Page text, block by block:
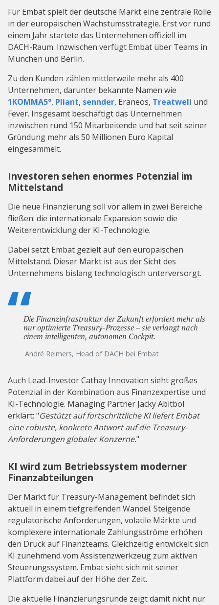
Für Embat spielt der deutsche Markt eine zentrale Rolle
in der europäischen Wachstumsstrategie. Erst vor rund
einem Jahr startete das Unternehmen offiziell im
DACH-Raum. Inzwischen verfügt Embat über Teams in
München und Berlin.
Zu den Kunden zählen mittlerweile mehr als 400
Unternehmen, darunter bekannte Namen wie
1KOMMA5°, Pliant, sennder, Eraneos, Treatwell und
Fever. Insgesamt beschäftigt das Unternehmen
inzwischen rund 150 Mitarbeitende und hat seit seiner
Gründung mehr als 50 Millionen Euro Kapital
eingesammelt.
Investoren sehen enormes Potenzial im
Mittelstand
Die neue Finanzierung soll vor allem in zwei Bereiche
fließen: die internationale Expansion sowie die
Weiterentwicklung der KI-Technologie.
Dabei setzt Embat gezielt auf den europäischen
Mittelstand. Dieser Markt ist aus der Sicht des
Unternehmens bislang technologisch unterversorgt.
Die Finanzinfrastruktur der Zukunft erfordert mehr als
nur optimierte Treasury-Prozesse – sie verlangt nach
einem intelligenten, autonomen Cockpit.
André Reimers, Head of DACH bei Embat
Auch Lead-Investor Cathay Innovation sieht großes
Potenzial in der Kombination aus Finanzexpertise und
KI-Technologie. Managing Partner Jacky Abitbol
erklärt: "Gestützt auf fortschrittliche KI liefert Embat
eine robuste, konkrete Antwort auf die Treasury-
Anforderungen globaler Konzerne."
KI wird zum Betriebssystem moderner
Finanzabteilungen
Der Markt für Treasury-Management befindet sich
aktuell in einem tiefgreifenden Wandel. Steigende
regulatorische Anforderungen, volatile Märkte und
komplexere internationale Zahlungsströme erhöhen
den Druck auf Finanzteams. Gleichzeitig entwickelt sich
KI zunehmend vom Assistenzwerkzeug zum aktiven
Steuerungssystem. Embat sieht sich mit seiner
Plattform dabei auf der Höhe der Zeit.
Die aktuelle Finanzierungsrunde zeigt damit nicht nur